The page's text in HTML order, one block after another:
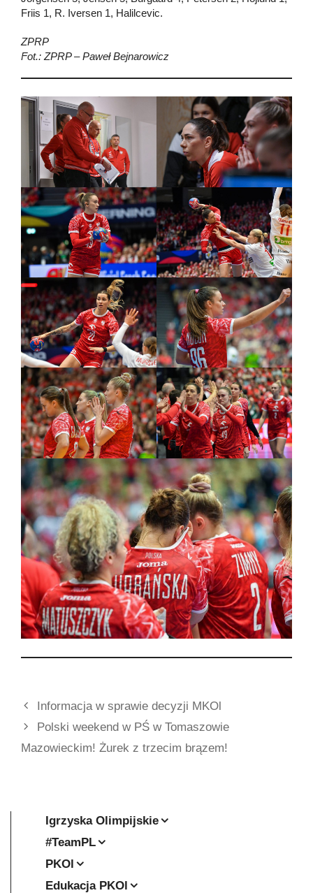
Friis 1, R. Iversen 1, Halilcevic.
ZPRP
Fot.: ZPRP – Paweł Bejnarowicz
Informacja w sprawie decyzji MKOl
Polski weekend w PŚ w Tomaszowie
Mazowieckim! Żurek z trzecim brązem!
Igrzyska Olimpijskie
#TeamPL
PKOl
Edukacja PKOl